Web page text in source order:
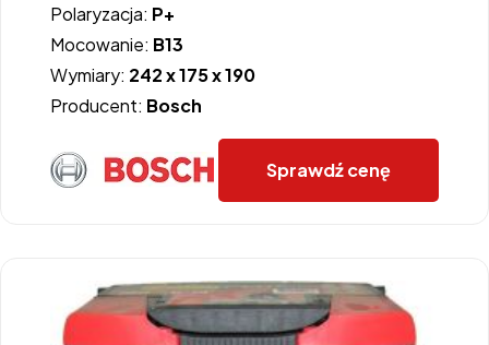
Polaryzacja: P+
Mocowanie: B13
Wymiary: 242 x 175 x 190
Producent: Bosch
Sprawdź cenę